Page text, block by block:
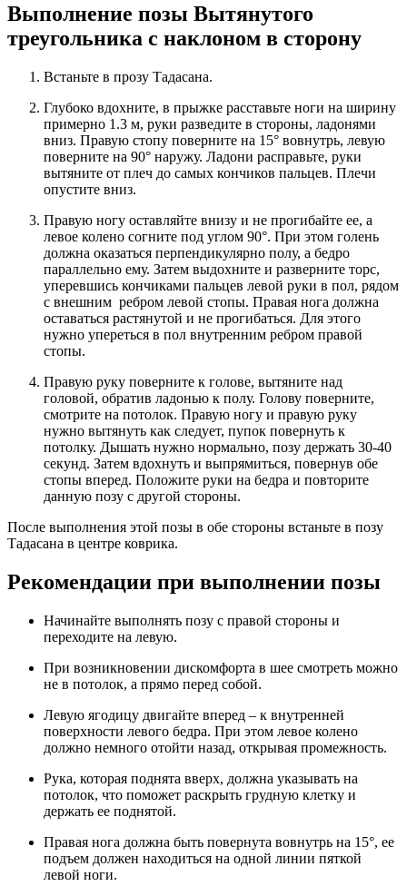
Выполнение позы Вытянутого
треугольника с наклоном в сторону
Встаньте в прозу Тадасана.
Глубоко вдохните, в прыжке расставьте ноги на ширину
примерно 1.3 м, руки разведите в стороны, ладонями
вниз. Правую стопу поверните на 15° вовнутрь, левую
поверните на 90° наружу. Ладони расправьте, руки
вытяните от плеч до самых кончиков пальцев. Плечи
опустите вниз.
Правую ногу оставляйте внизу и не прогибайте ее, а
левое колено согните под углом 90°. При этом голень
должна оказаться перпендикулярно полу, а бедро
параллельно ему. Затем выдохните и разверните торс,
уперевшись кончиками пальцев левой руки в пол, рядом
с внешним ребром левой стопы. Правая нога должна
оставаться растянутой и не прогибаться. Для этого
нужно упереться в пол внутренним ребром правой
стопы.
Правую руку поверните к голове, вытяните над
головой, обратив ладонью к полу. Голову поверните,
смотрите на потолок. Правую ногу и правую руку
нужно вытянуть как следует, пупок повернуть к
потолку. Дышать нужно нормально, позу держать 30-40
секунд. Затем вдохнуть и выпрямиться, повернув обе
стопы вперед. Положите руки на бедра и повторите
данную позу с другой стороны.
После выполнения этой позы в обе стороны встаньте в позу
Тадасана в центре коврика.
Рекомендации при выполнении позы
Начинайте выполнять позу с правой стороны и
переходите на левую.
При возникновении дискомфорта в шее смотреть можно
не в потолок, а прямо перед собой.
Левую ягодицу двигайте вперед – к внутренней
поверхности левого бедра. При этом левое колено
должно немного отойти назад, открывая промежность.
Рука, которая поднята вверх, должна указывать на
потолок, что поможет раскрыть грудную клетку и
держать ее поднятой.
Правая нога должна быть повернута вовнутрь на 15°, ее
подъем должен находиться на одной линии пяткой
левой ноги.